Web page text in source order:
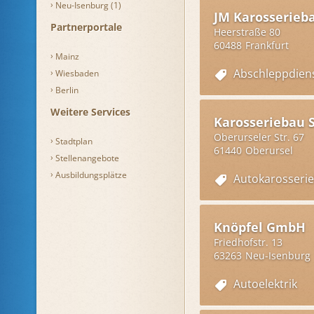
Neu-Isenburg (1)
Partnerportale
Mainz
Wiesbaden
Berlin
Weitere Services
Stadtplan
Stellenangebote
Ausbildungsplätze
JM
Heerstraße 80
60488 Frankfurt
Karosseriebau
Oberurseler Str. 67
61440 Oberursel
Knöpfel GmbH
Friedhofstr. 13
63263 Neu-Isenburg
Autoelektrik